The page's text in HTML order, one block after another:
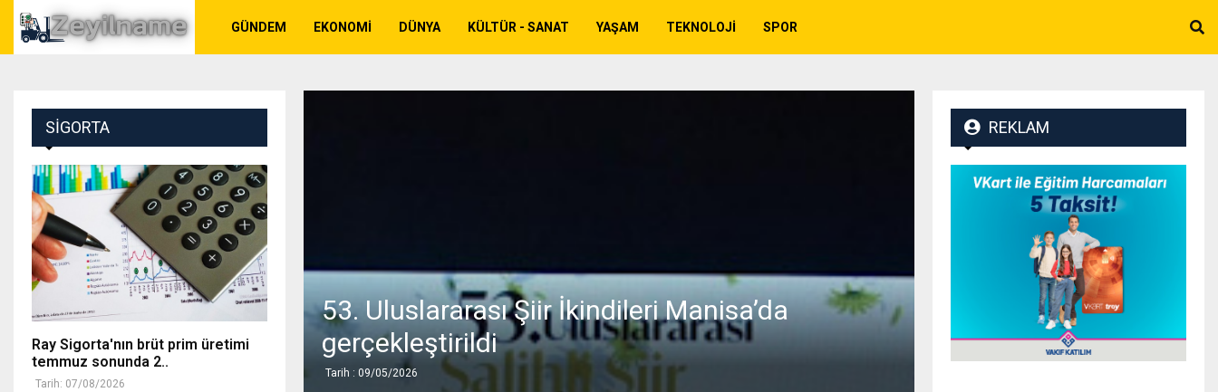
GÜNDEM EKONOMI DÜNYA KÜLTÜR - SANAT YAŞAM TEKNOLOJI SPOR
53. Uluslararası Şiir İkindileri Manisa’da
gerçekleştirildi
Tarih : 09/05/2026
SIGORTA
Ray Sigorta'nın brüt prim üretimi
temmuz sonunda 2..
Tarih: 07/08/2026
REKLAM